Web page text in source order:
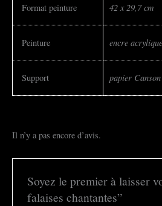
Format peinture 42 x 29,7 cm
Peinture encre acrylique
Support papier Canson
Il n’y a pas encore d’avis.
Soyez le premier à laisser
falaises chantantes”